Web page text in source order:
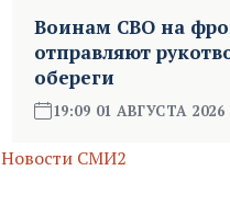
Воинам СВО на
отправляют
обереги
19:09 01 АВГУСТА 2026
Новости СМИ2